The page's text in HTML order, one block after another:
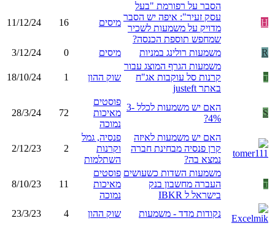
H
הסבר על רפורמת "בעל
עסק זעיר": איפה יש הסבר
מדויק על משמעות לשכיר
שמחפש תוספת הכנסה?
מיסים 16
11/12/24
R משמעות רולינג במניות מיסים 0
3/12/24
ד
משמעות הגרף המוצג עבור
קרנות סל עוקבות אג"ח
באתר justeft
שוק ההון 1
18/10/24
S
האם יש משמעות לכלל 3-
4%?
פוסטים
מאיכות
נמוכה
72
28/3/24
האם יש משמעות לאיזה
קרן פנסיה מבחינת חברה
נמצא בה?
פנסיה, גמל
וקרנות
השתלמות
2
2/12/23
ד
משמעות השדות כשעושים
העברה מחשבון בנק
בישראל ל IBKR
פוסטים
מאיכות
נמוכה
11
8/10/23
נקודות מדד - משמעות שוק ההון 4
23/3/23